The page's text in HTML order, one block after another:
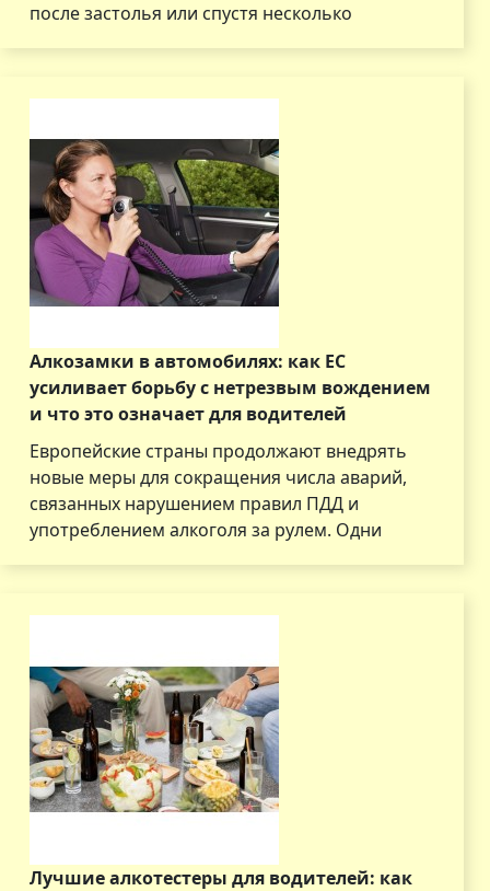
после застолья или спустя несколько
Алкозамки в автомобилях: как ЕС
усиливает борьбу с нетрезвым вождением
и что это означает для водителей
Европейские страны продолжают внедрять
новые меры для сокращения числа аварий,
связанных нарушением правил ПДД и
употреблением алкоголя за рулем. Одни
Лучшие алкотестеры для водителей: как